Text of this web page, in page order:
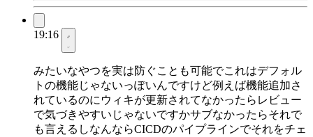
19:16
みたいなやつを実は防ぐことも可能でこれはデフォル
トの機能じゃないっぽいんですけど例えば機能追加さ
れているのにウィキが更新されてなかったらレビュー
で気づきやすいじゃないですかサブなかったらそれで
も言えるしなんならCICDのパイプラインでそれをチェ